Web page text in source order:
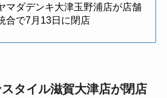
マダデンキ大津玉野浦店が店舗
合で7月13日に閉店
タイル滋賀大津店が閉店